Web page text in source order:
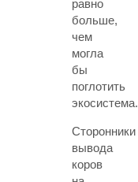
равно
больше,
чем
могла
бы
поглотить
экосистема.
Сторонники
вывода
коров